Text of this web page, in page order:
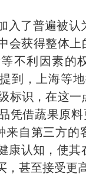
入了普遍被认
会获得整体上
不利因素的
到，上海等
标识，在这
凭借蔬果原
来自第三方的
康认知，使其
，甚至接受更